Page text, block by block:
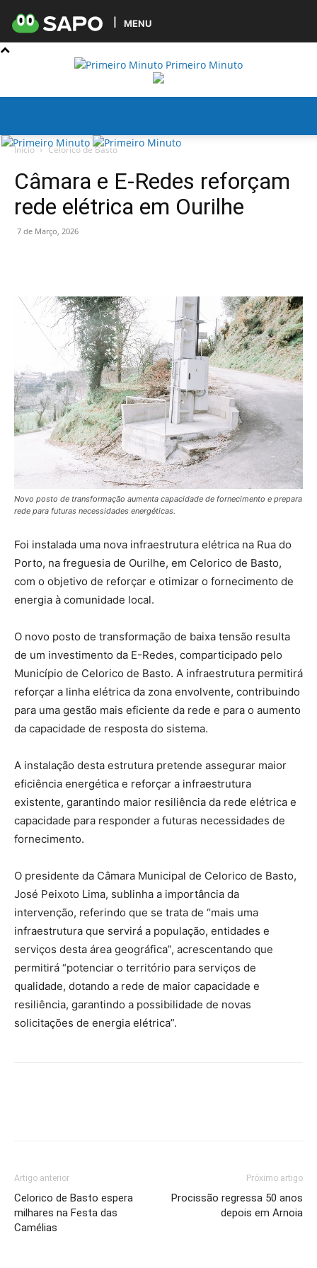
MENU
Primeiro Minuto
Início Celorico de Basto
Câmara e E-Redes reforçam
rede elétrica em Ourilhe
7 de Março, 2026
Novo posto de transformação aumenta capacidade de fornecimento e prepara
rede para futuras necessidades energéticas.
Foi instalada uma nova infraestrutura elétrica na Rua do
Porto, na freguesia de Ourilhe, em Celorico de Basto,
com o objetivo de reforçar e otimizar o fornecimento de
energia à comunidade local.
O novo posto de transformação de baixa tensão resulta
de um investimento da E-Redes, comparticipado pelo
Município de Celorico de Basto. A infraestrutura permitirá
reforçar a linha elétrica da zona envolvente, contribuindo
para uma gestão mais eficiente da rede e para o aumento
da capacidade de resposta do sistema.
A instalação desta estrutura pretende assegurar maior
eficiência energética e reforçar a infraestrutura
existente, garantindo maior resiliência da rede elétrica e
capacidade para responder a futuras necessidades de
fornecimento.
O presidente da Câmara Municipal de Celorico de Basto,
José Peixoto Lima, sublinha a importância da
intervenção, referindo que se trata de “mais uma
infraestrutura que servirá a população, entidades e
serviços desta área geográfica”, acrescentando que
permitirá “potenciar o território para serviços de
qualidade, dotando a rede de maior capacidade e
resiliência, garantindo a possibilidade de novas
solicitações de energia elétrica”.
Artigo anterior
Celorico de Basto espera
milhares na Festa das
Camélias
Próximo artigo
Procissão regressa 50 anos
depois em Arnoia